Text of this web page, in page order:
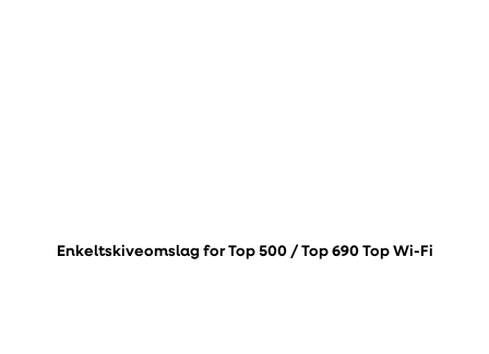
Enkeltskiveomslag for Top 500 / Top 690 Top Wi-Fi